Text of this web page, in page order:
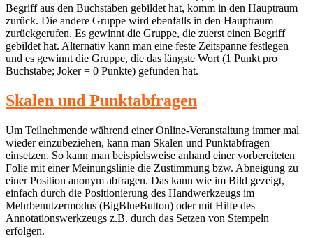
Begriff aus den Buchstaben gebildet hat, komm in den Hauptraum
zurück. Die andere Gruppe wird ebenfalls in den Hauptraum
zurückgerufen. Es gewinnt die Gruppe, die zuerst einen Begriff
gebildet hat. Alternativ kann man eine feste Zeitspanne festlegen
und es gewinnt die Gruppe, die das längste Wort (1 Punkt pro
Buchstabe; Joker = 0 Punkte) gefunden hat.
Skalen und Punktabfragen
Um Teilnehmende während einer Online-Veranstaltung immer mal
wieder einzubeziehen, kann man Skalen und Punktabfragen
einsetzen. So kann man beispielsweise anhand einer vorbereiteten
Folie mit einer Meinungslinie die Zustimmung bzw. Abneigung zu
einer Position anonym abfragen. Das kann wie im Bild gezeigt,
einfach durch die Positionierung des Handwerkzeugs im
Mehrbenutzermodus (BigBlueButton) oder mit Hilfe des
Annotationswerkzeugs z.B. durch das Setzen von Stempeln
erfolgen.